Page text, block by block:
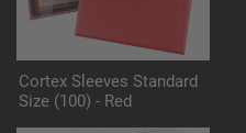
Cortex Sleeves Standard
Size (100) - Red